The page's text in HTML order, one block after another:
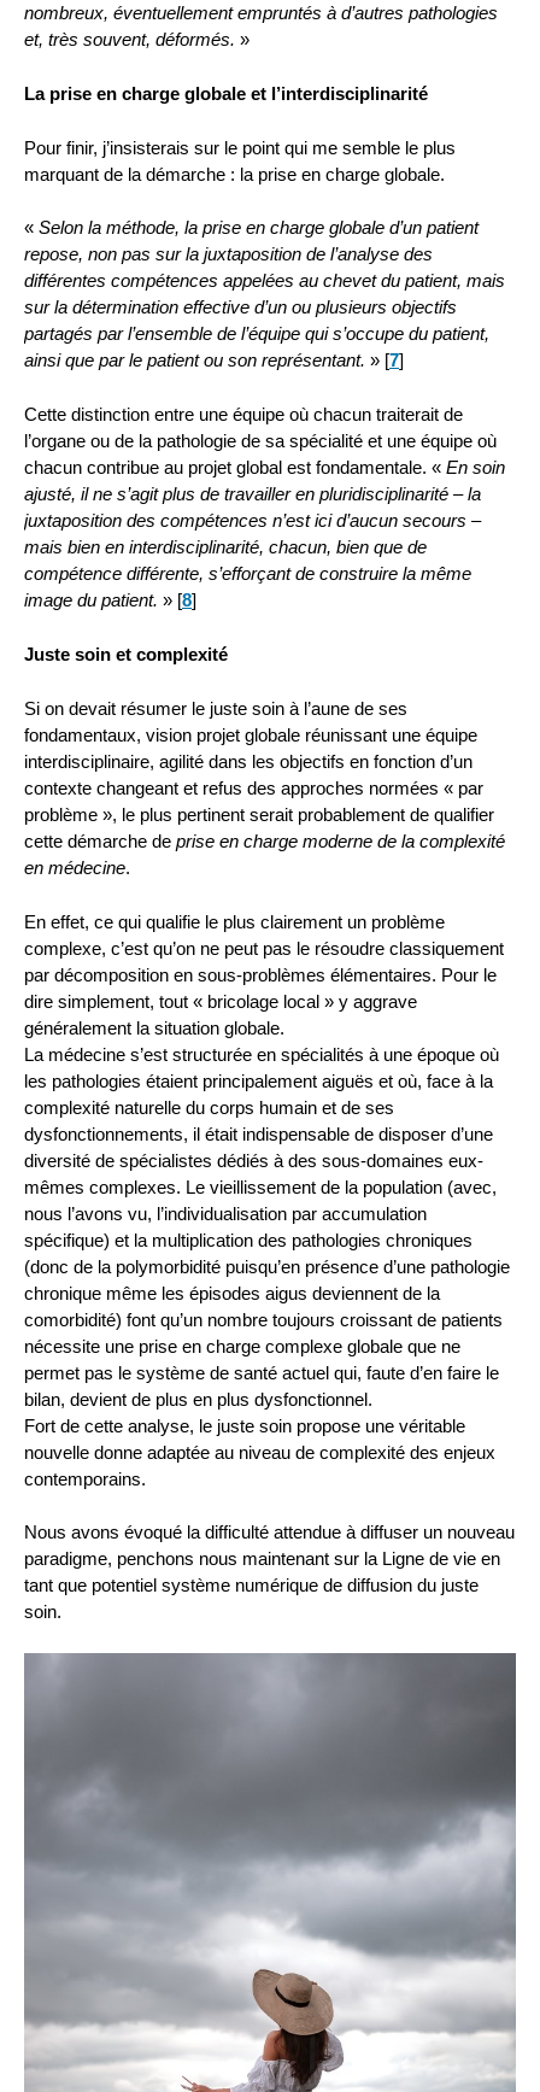
nombreux, éventuellement empruntés à d’autres pathologies
et, très souvent, déformés. »
La prise en charge globale et l’interdisciplinarité
Pour finir, j’insisterais sur le point qui me semble le plus
marquant de la démarche : la prise en charge globale.
« Selon la méthode, la prise en charge globale d’un patient
repose, non pas sur la juxtaposition de l’analyse des
différentes compétences appelées au chevet du patient, mais
sur la détermination effective d’un ou plusieurs objectifs
partagés par l’ensemble de l’équipe qui s’occupe du patient,
ainsi que par le patient ou son représentant. » [7]
Cette distinction entre une équipe où chacun traiterait de
l’organe ou de la pathologie de sa spécialité et une équipe où
chacun contribue au projet global est fondamentale. « En soin
ajusté, il ne s’agit plus de travailler en pluridisciplinarité – la
juxtaposition des compétences n’est ici d’aucun secours –
mais bien en interdisciplinarité, chacun, bien que de
compétence différente, s’efforçant de construire la même
image du patient. » [8]
Juste soin et complexité
Si on devait résumer le juste soin à l’aune de ses
fondamentaux, vision projet globale réunissant une équipe
interdisciplinaire, agilité dans les objectifs en fonction d’un
contexte changeant et refus des approches normées « par
problème », le plus pertinent serait probablement de qualifier
cette démarche de prise en charge moderne de la complexité
en médecine.
En effet, ce qui qualifie le plus clairement un problème
complexe, c’est qu’on ne peut pas le résoudre classiquement
par décomposition en sous-problèmes élémentaires. Pour le
dire simplement, tout « bricolage local » y aggrave
généralement la situation globale.
La médecine s’est structurée en spécialités à une époque où
les pathologies étaient principalement aiguës et où, face à la
complexité naturelle du corps humain et de ses
dysfonctionnements, il était indispensable de disposer d’une
diversité de spécialistes dédiés à des sous-domaines eux-
mêmes complexes. Le vieillissement de la population (avec,
nous l’avons vu, l’individualisation par accumulation
spécifique) et la multiplication des pathologies chroniques
(donc de la polymorbidité puisqu’en présence d’une pathologie
chronique même les épisodes aigus deviennent de la
comorbidité) font qu’un nombre toujours croissant de patients
nécessite une prise en charge complexe globale que ne
permet pas le système de santé actuel qui, faute d’en faire le
bilan, devient de plus en plus dysfonctionnel.
Fort de cette analyse, le juste soin propose une véritable
nouvelle donne adaptée au niveau de complexité des enjeux
contemporains.
Nous avons évoqué la difficulté attendue à diffuser un nouveau
paradigme, penchons nous maintenant sur la Ligne de vie en
tant que potentiel système numérique de diffusion du juste
soin.